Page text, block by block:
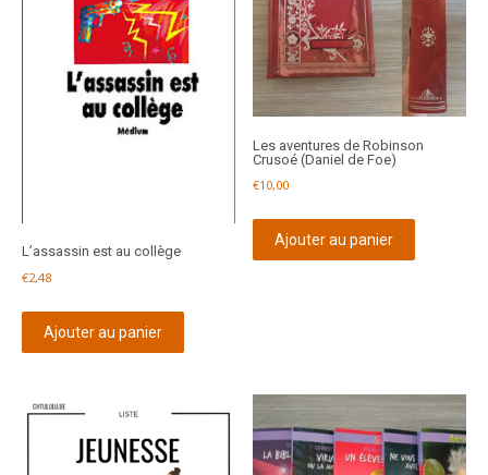
L’assassin est au collège
€2,48
Ajouter au panier
Les aventures de Robinson
Crusoé (Daniel de Foe)
€10,00
Ajouter au panier